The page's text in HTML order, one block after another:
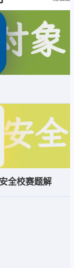
全校赛题解